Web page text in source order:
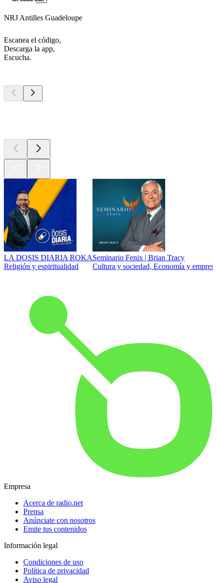
NRJ Antilles Guadeloupe
Escanea el código,
Descarga la app,
Escucha.
LA DOSIS DIARIA ROKA
Religión y espiritualidad
Seminario Fenix | Brian Tracy
Cultura y sociedad, Economía y
Empresa
Acerca de radio.net
Prensa
Anúnciate con nosotros
Emite tus contenidos
Información legal
Condiciones de uso
Política de privacidad
Aviso legal